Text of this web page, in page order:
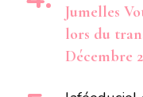
Jumelles
lors du
Décembre